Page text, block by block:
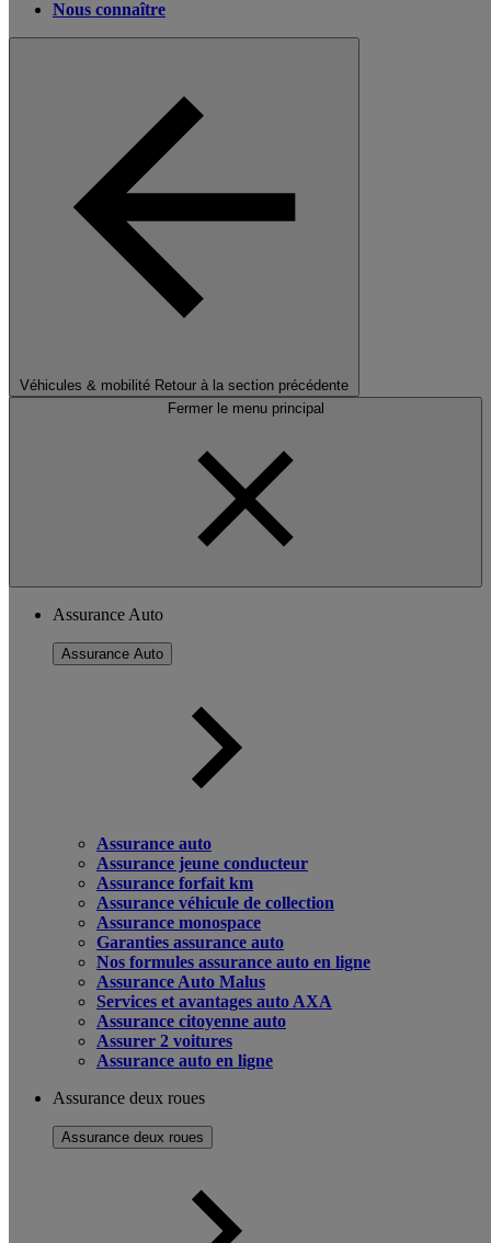
Nous connaître
Véhicules & mobilité Retour à la section précédente
Fermer le menu principal
Assurance Auto
Assurance Auto
Assurance auto
Assurance jeune conducteur
Assurance forfait km
Assurance véhicule de collection
Assurance monospace
Garanties assurance auto
Nos formules assurance auto en ligne
Assurance Auto Malus
Services et avantages auto AXA
Assurance citoyenne auto
Assurer 2 voitures
Assurance auto en ligne
Assurance deux roues
Assurance deux roues